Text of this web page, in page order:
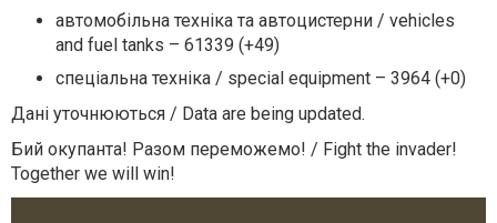
автомобільна техніка та автоцистерни / vehicles
and fuel tanks – 61339 (+49)
спеціальна техніка / special equipment – 3964 (+0)
Дані уточнюються / Data are being updated.
Бий окупанта! Разом переможемо! / Fight the invader!
Together we will win!